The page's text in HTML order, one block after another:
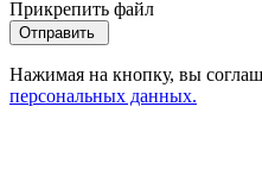
Прикрепить файл
Отправить
Нажимая на кнопку, вы
персональных данных.